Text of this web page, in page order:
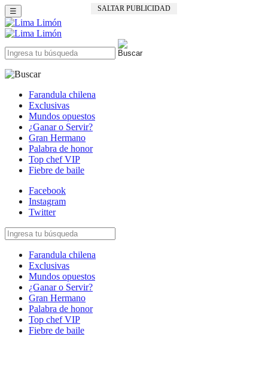
SALTAR PUBLICIDAD
☰
Farandula chilena
Exclusivas
Mundos opuestos
¿Ganar o Servir?
Gran Hermano
Palabra de honor
Top chef VIP
Fiebre de baile
Facebook
Instagram
Twitter
Farandula chilena
Exclusivas
Mundos opuestos
¿Ganar o Servir?
Gran Hermano
Palabra de honor
Top chef VIP
Fiebre de baile